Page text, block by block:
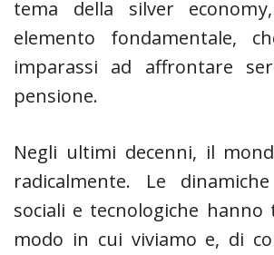
tema della silver
elemento fondamentale,
imparassi ad affrontare
pensione.
Negli ultimi decenni, il
radicalmente. Le
sociali e tecnologiche
modo in cui viviamo e, di